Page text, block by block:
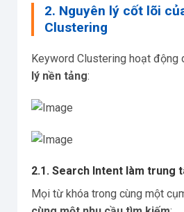
2. Nguyên lý cốt lõi
Clustering
Keyword Clustering hoạt động
lý nền tảng:
2.1. Search Intent làm trung
Mọi từ khóa trong cùng một